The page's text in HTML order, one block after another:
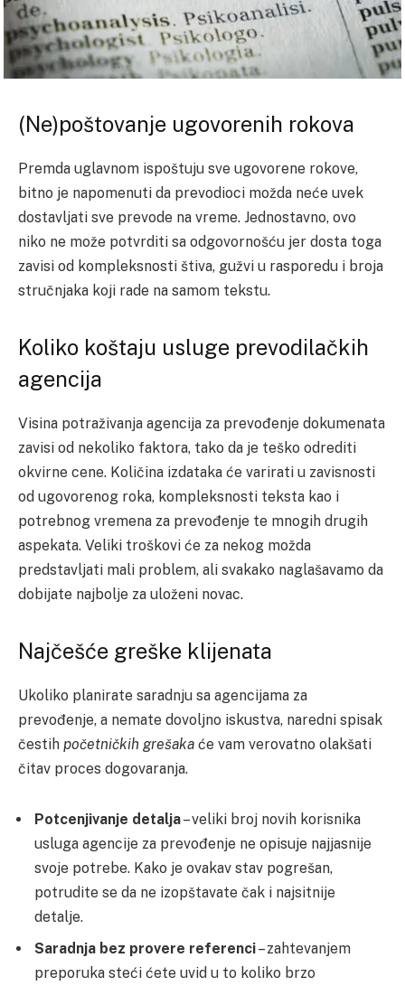
(Ne)poštovanje ugovorenih rokova
Premda uglavnom ispoštuju sve ugovorene rokove,
bitno je napomenuti da prevodioci možda neće uvek
dostavljati sve prevode na vreme. Jednostavno, ovo
niko ne može potvrditi sa odgovornošću jer dosta toga
zavisi od kompleksnosti štiva, gužvi u rasporedu i broja
stručnjaka koji rade na samom tekstu.
Koliko koštaju usluge prevodilačkih
agencija
Visina potraživanja agencija za prevođenje dokumenata
zavisi od nekoliko faktora, tako da je teško odrediti
okvirne cene. Količina izdataka će varirati u zavisnosti
od ugovorenog roka, kompleksnosti teksta kao i
potrebnog vremena za prevođenje te mnogih drugih
aspekata. Veliki troškovi će za nekog možda
predstavljati mali problem, ali svakako naglašavamo da
dobijate najbolje za uloženi novac.
Najčešće greške klijenata
Ukoliko planirate saradnju sa agencijama za
prevođenje, a nemate dovoljno iskustva, naredni spisak
čestih početničkih grešaka će vam verovatno olakšati
čitav proces dogovaranja.
Potcenjivanje detalja– veliki broj novih korisnika
usluga agencije za prevođenje ne opisuje najjasnije
svoje potrebe. Kako je ovakav stav pogrešan,
potrudite se da ne izopštavate čak i najsitnije
detalje.
Saradnja bez provere referenci– zahtevanjem
preporuka steći ćete uvid u to koliko brzo